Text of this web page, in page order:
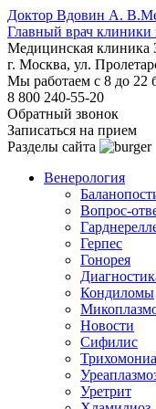
Доктор Вдовин А. В.
Главный врач клиники
Медицинская клиника
г. Москва, ул.
Мы работаем с 8 до 22
8 800 240-55-20
Обратный звонок
Записаться на прием
Разделы сайта
Венерология
Вопрос-
Герпес
Гонорея
Кондиломы
Новости
Сифилис
Уретрит